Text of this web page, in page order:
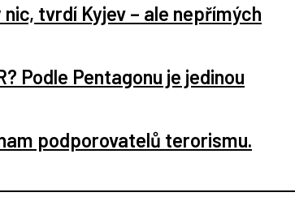
tvrdí Kyjev – ale nepřímých
Podle Pentagonu je jedinou
podporovatelů terorismu.